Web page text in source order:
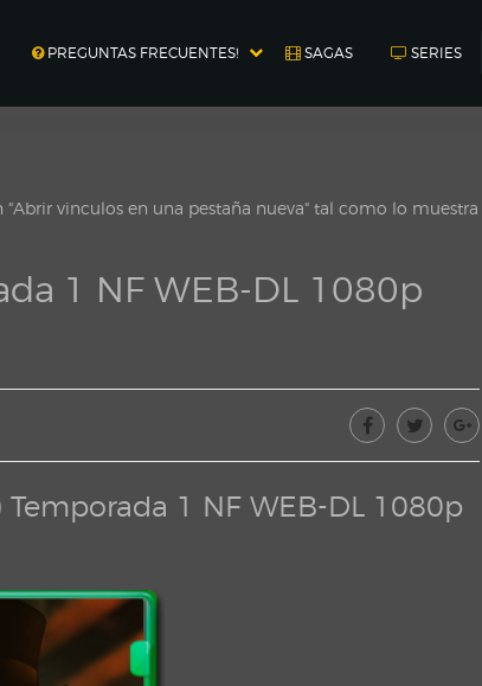
PREGUNTAS FRECUENTES! SAGAS SERIES
vinculos en una pestaña nueva" tal como lo muestra
1 NF WEB-DL 1080p
1 NF WEB-DL 1080p